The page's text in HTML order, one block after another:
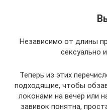
Независимо от длины
сексуально
Теперь из этих
подходящие, чтобы
локонами на вечер или
завивок понятна,